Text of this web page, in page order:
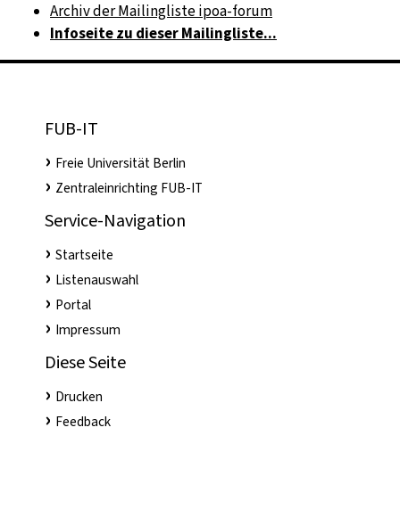
Archiv der Mailingliste ipoa-forum
Infoseite zu dieser Mailingliste...
FUB-IT
Freie Universität Berlin
Zentraleinrichting FUB-IT
Service-Navigation
Startseite
Listenauswahl
Portal
Impressum
Diese Seite
Drucken
Feedback